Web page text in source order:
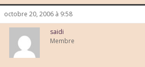
octobre 20, 2006 à 9:58
saidi
Membre